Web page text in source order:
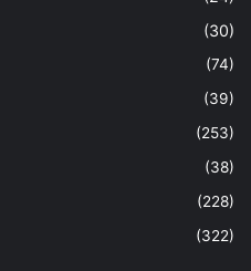
(30)
(74)
(39)
(253)
(38)
(228)
(322)